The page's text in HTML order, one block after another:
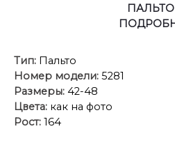
ПАЛЬТО
Тип: Пальто
Номер модели: 5281
Размеры: 42-48
Цвета: как на фото
Рост: 164